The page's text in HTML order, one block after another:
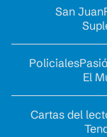
San Juan
Policiales
El
Cartas del